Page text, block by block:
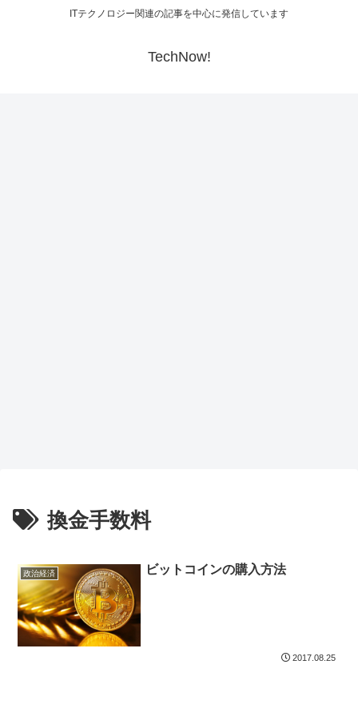
ITテクノロジー関連の記事を中心に発信しています
TechNow!
換金手数料
政治経済 ビットコインの購入方法
2017.08.25